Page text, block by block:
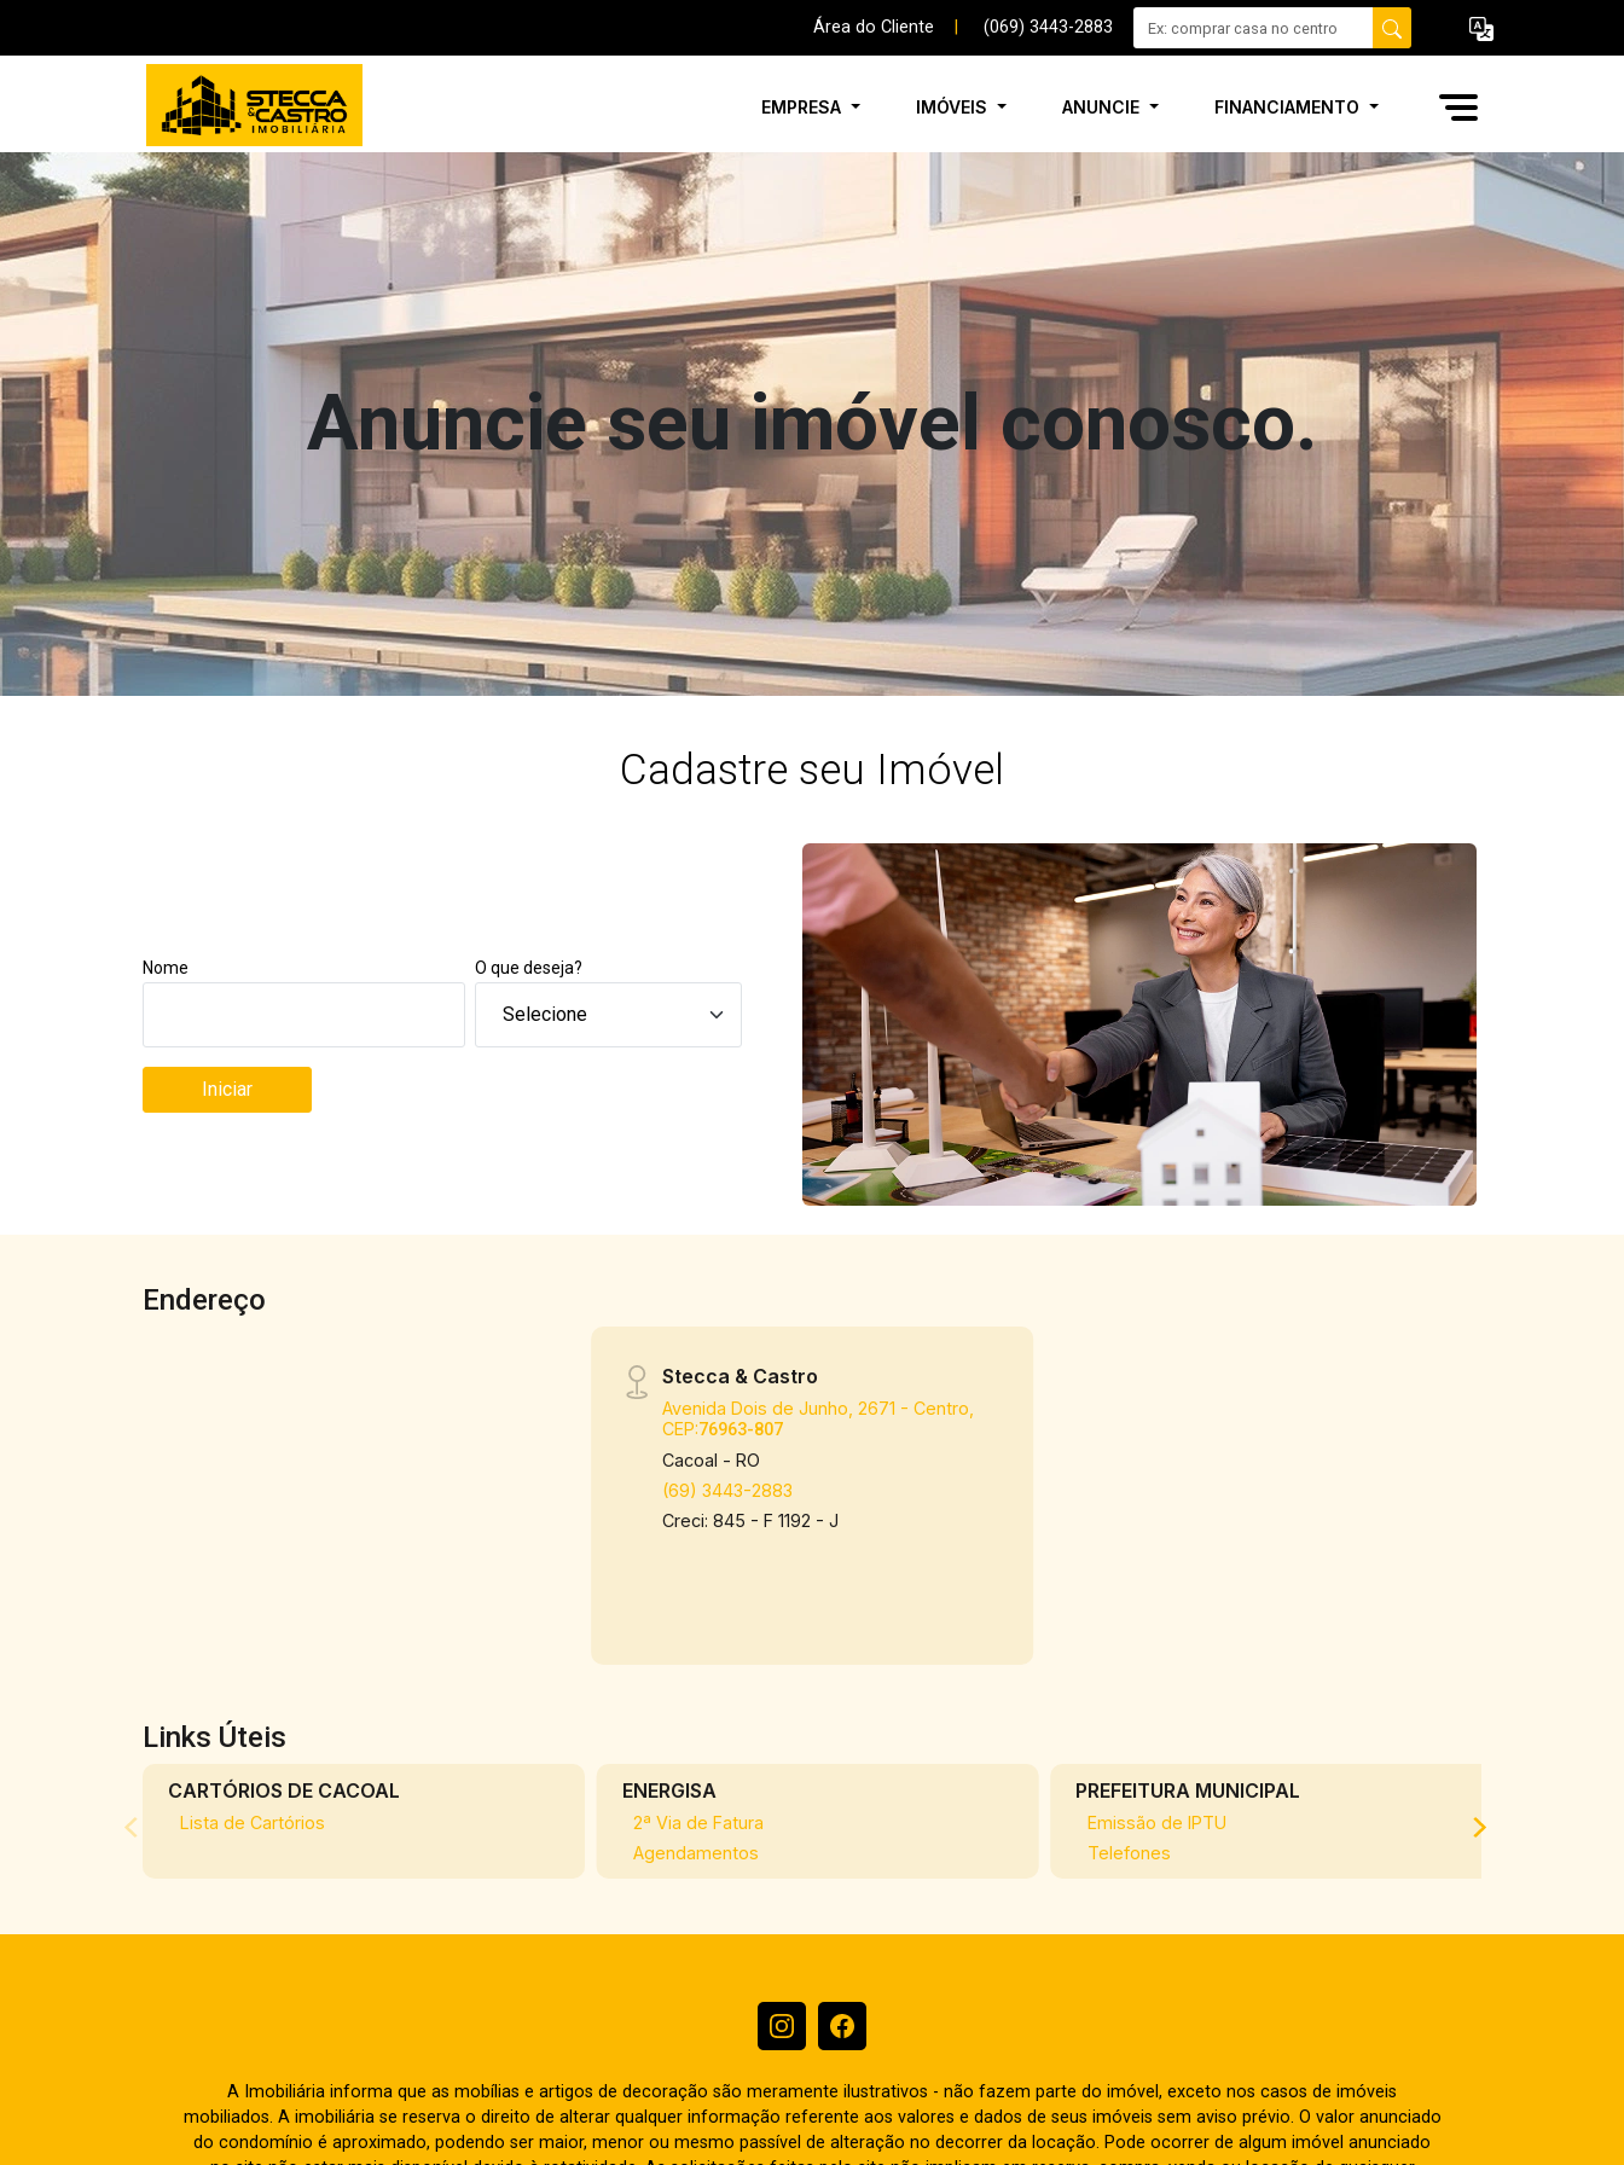
Área do Cliente (069) 3443-2883
EMPRESA IMÓVEIS ANUNCIE FINANCIAMENTO
Anuncie seu imóvel conosco.
Cadastre seu Imóvel
Nome O que deseja?
Iniciar
Endereço
Stecca & Castro
Avenida Dois de Junho, 2671 - Centro,
CEP:76963-807
Cacoal - RO
(69) 3443-2883
Creci: 845 - F 1192 - J
Links Úteis
CARTÓRIOS DE CACOAL
Lista de Cartórios
ENERGISA
2ª Via de Fatura
Agendamentos
PREFEITURA MUNICIPAL
Emissão de IPTU
Telefones
A Imobiliária informa que as mobílias e artigos de decoração são meramente ilustrativos - não fazem parte do imóvel, exceto nos casos de imóveis
mobiliados. A imobiliária se reserva o direito de alterar qualquer informação referente aos valores e dados de seus imóveis sem aviso prévio. O valor anunciado
do condomínio é aproximado, podendo ser maior, menor ou mesmo passível de alteração no decorrer da locação. Pode ocorrer de algum imóvel anunciado